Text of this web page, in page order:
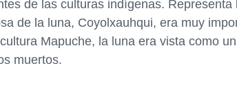
de las culturas indígenas. Representa
de la luna, Coyolxauhqui, era muy
Mapuche, la luna era vista como
muertos.